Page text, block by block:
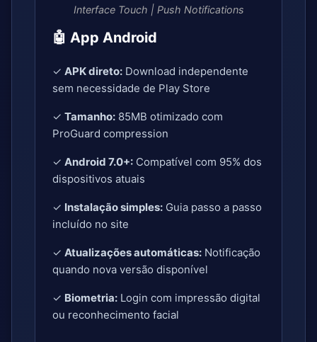
Interface Touch | Push Notifications
🤖 App Android
✓ APK direto: Download independente
sem necessidade de Play Store
✓ Tamanho: 85MB otimizado com
ProGuard compression
✓ Android 7.0+: Compatível com 95% dos
dispositivos atuais
✓ Instalação simples: Guia passo a passo
incluído no site
✓ Atualizações automáticas: Notificação
quando nova versão disponível
✓ Biometria: Login com impressão digital
ou reconhecimento facial